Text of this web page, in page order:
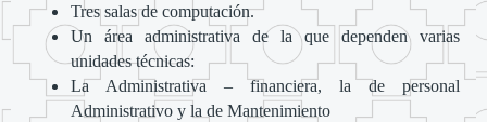
Tres salas de computación.
Un área administrativa de la que dependen varias
unidades técnicas:
La Administrativa – financiera, la de personal
Administrativo y la de Mantenimiento